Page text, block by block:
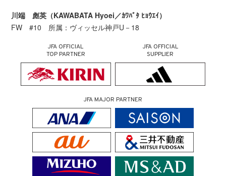
川端 彪英（KAWABATA Hyoei／ｶﾜﾊﾞﾀ ﾋｮｳｴｲ）
FW #10 所属：ヴィッセル神戸U－18
JFA OFFICIAL
TOP PARTNER
JFA OFFICIAL
SUPPLIER
JFA MAJOR PARTNER